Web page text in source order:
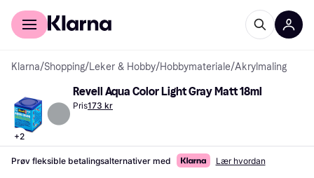
For kunder
Klarna/Shopping/Leker & Hobby/Hobbymateriale/Akrylmaling
+2
Revell Aqua Color Light Gray Matt 18ml
Pris173 kr
Prøv fleksible betalingsalternativer med Lær hvordan